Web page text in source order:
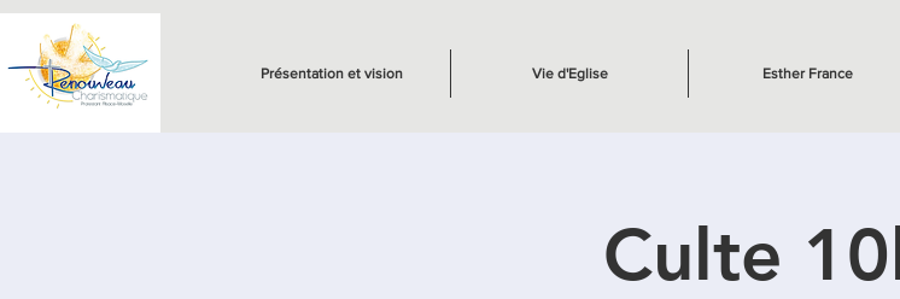
Présentation et vision Vie d'Eglise Esther France
Culte